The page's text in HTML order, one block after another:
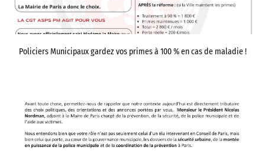
Policiers Municipaux gardez vos primes à 100 % en cas de maladie !